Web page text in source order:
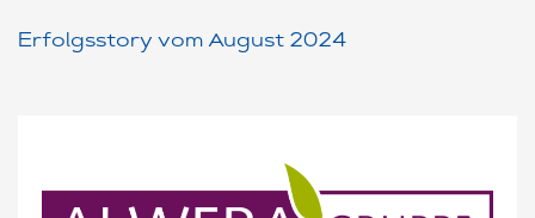
Erfolgsstory vom August 2024